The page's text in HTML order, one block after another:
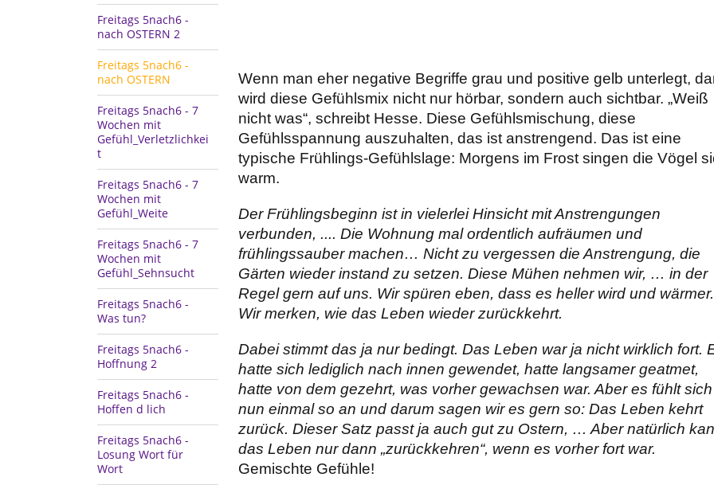
Freitags 5nach6 -
nach OSTERN 2
Freitags 5nach6 -
nach OSTERN
Freitags 5nach6 - 7
Wochen mit
Gefühl_Verletzlichkei
t
Freitags 5nach6 - 7
Wochen mit
Gefühl_Weite
Freitags 5nach6 - 7
Wochen mit
Gefühl_Sehnsucht
Freitags 5nach6 -
Was tun?
Freitags 5nach6 -
Hoffnung 2
Freitags 5nach6 -
Hoffen d lich
Freitags 5nach6 -
Losung Wort für
Wort
Wenn man eher negative Begriffe grau und positive gelb unterlegt,
wird diese Gefühlsmix nicht nur hörbar, sondern auch sichtbar. „Weiß
nicht was“, schreibt Hesse. Diese Gefühlsmischung, diese
Gefühlsspannung auszuhalten, das ist anstrengend. Das ist eine
typische Frühlings-Gefühlslage: Morgens im Frost singen die Vögel
warm.
Der Frühlingsbeginn ist in vielerlei Hinsicht mit Anstrengungen
verbunden, .... Die Wohnung mal ordentlich aufräumen und
frühlingssauber machen… Nicht zu vergessen die Anstrengung, die
Gärten wieder instand zu setzen. Diese Mühen nehmen wir, … in der
Regel gern auf uns. Wir spüren eben, dass es heller wird und wärmer.
Wir merken, wie das Leben wieder zurückkehrt.
Dabei stimmt das ja nur bedingt. Das Leben war ja nicht wirklich fort.
hatte sich lediglich nach innen gewendet, hatte langsamer geatmet,
hatte von dem gezehrt, was vorher gewachsen war. Aber es fühlt sich
nun einmal so an und darum sagen wir es gern so: Das Leben kehrt
zurück. Dieser Satz passt ja auch gut zu Ostern, … Aber natürlich
das Leben nur dann „zurückkehren“, wenn es vorher fort war.
Gemischte Gefühle!